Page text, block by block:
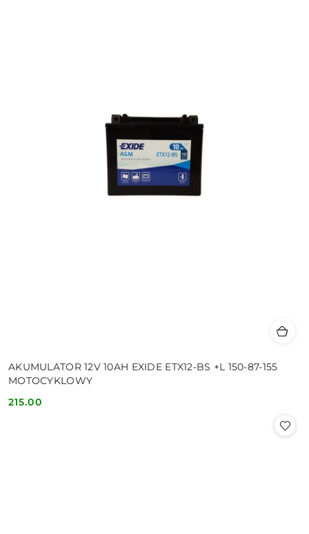
AKUMULATOR 12V 10AH EXIDE ETX12-BS +L 150-87-155
MOTOCYKLOWY
Cena:
215.00